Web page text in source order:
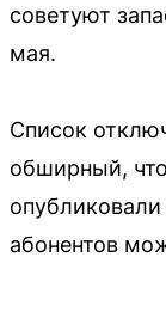
советуют
мая.
Список
обширный,
абонентов